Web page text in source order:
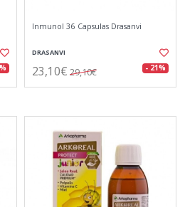
Inmunol 36 Capsulas Drasanvi
DRASANVI
23,10€ 29,10€ - 21%